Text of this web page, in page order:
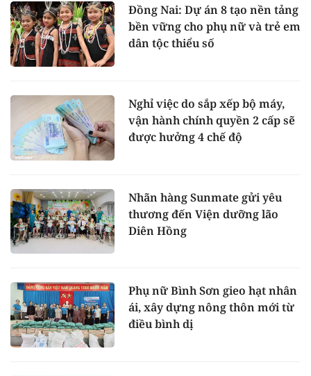
Đồng Nai: Dự án 8 tạo nền tảng
bền vững cho phụ nữ và trẻ em
dân tộc thiểu số
Nghỉ việc do sắp xếp bộ máy,
vận hành chính quyền 2 cấp sẽ
được hưởng 4 chế độ
Nhãn hàng Sunmate gửi yêu
thương đến Viện dưỡng lão
Diên Hồng
Phụ nữ Bình Sơn gieo hạt nhân
ái, xây dựng nông thôn mới từ
điều bình dị